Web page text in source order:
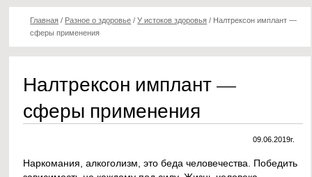
Главная / Разное о здоровье /У истоков здоровья / Налтрексон имплант —
сферы применения
Налтрексон имплант —
сферы применения
09.06.2019г.
Наркомания, алкоголизм, это беда человечества. Победить